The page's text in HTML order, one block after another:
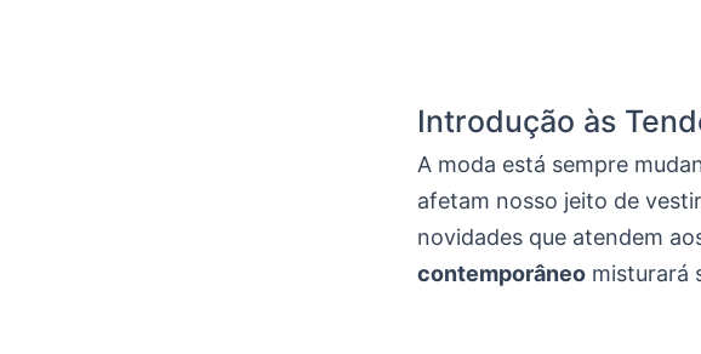
Introdução às
A moda está sempre
afetam nosso jeito de
novidades que atendem
contemporâneo misturará